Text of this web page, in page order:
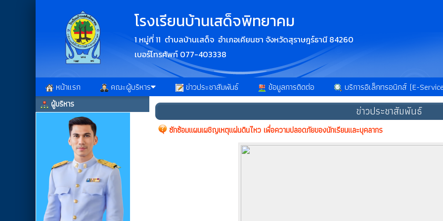
โรงเรียนบ้านเสด็จพิทยาคม
1 หมู่ที่ 11 ตำบลบ้านเสด็จ อำเภอเคียนซา จังหวัดสุราษฎร์ธานี 84260
เบอร์โทรศัพท์ 077-403338
หน้าแรก คณะผู้บริหาร ข่าวประชาสัมพันธ์ ข้อมูลการติดต่อ บริการอิเล็กทรอนิกส์ (E-
ผู้บริหาร ข่าวประชาสัมพันธ์
ซักซ้อมแผนเผชิญเหตุแผ่นดินไหว เพื่อความปลอดภัยของนักเรียนและบุคลากร